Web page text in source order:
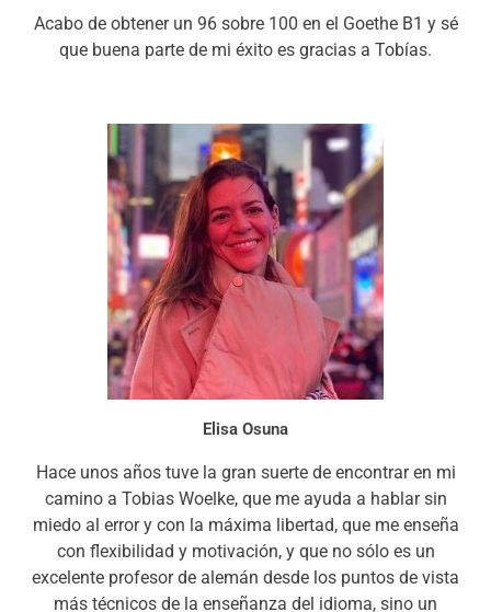
Acabo de obtener un 96 sobre 100 en el Goethe B1 y sé
que buena parte de mi éxito es gracias a Tobías.
Elisa Osuna
Hace unos años tuve la gran suerte de encontrar en mi
camino a Tobias Woelke, que me ayuda a hablar sin
miedo al error y con la máxima libertad, que me enseña
con flexibilidad y motivación, y que no sólo es un
excelente profesor de alemán desde los puntos de vista
más técnicos de la enseñanza del idioma, sino un